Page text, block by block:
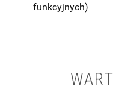
funkcyjnych)